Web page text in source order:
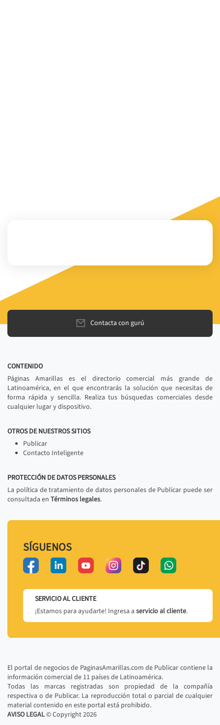
Contacta con gurú
CONTENIDO
Páginas Amarillas es el directorio comercial más grande de
Latinoamérica, en el que encontrarás la solución que necesitas de
forma rápida y sencilla. Realiza tus búsquedas comerciales desde
cualquier lugar y dispositivo.
OTROS DE NUESTROS SITIOS
Publicar
Contacto Inteligente
PROTECCIÓN DE DATOS PERSONALES
La política de tratamiento de datos personales de Publicar puede ser
consultada en Términos legales.
SÍGUENOS
SERVICIO AL CLIENTE
¡Estamos para ayudarte! Ingresa a servicio al cliente.
El portal de negocios de PaginasAmarillas.com de Publicar contiene la
información comercial de 11 países de Latinoamérica.
Todas las marcas registradas son propiedad de la compañía
respectiva o de Publicar. La reproducción total o parcial de cualquier
material contenido en este portal está prohibido.
AVISO LEGAL© Copyright2026